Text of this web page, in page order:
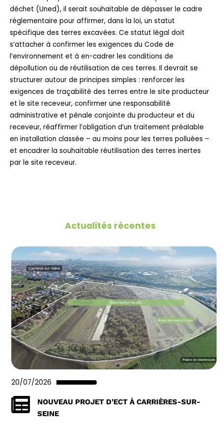
déchet (Uned), il serait souhaitable de dépasser le cadre
réglementaire pour affirmer, dans la loi, un statut
spécifique des terres excavées. Ce statut légal doit
s’attacher à confirmer les exigences du Code de
l’environnement et à en-cadrer les conditions de
dépollution ou de réutilisation de ces terres. Il devrait se
structurer autour de principes simples : renforcer les
exigences de traçabilité des terres entre le site producteur
et le site receveur, confirmer une responsabilité
administrative et pénale conjointe du producteur et du
receveur, réaffirmer l’obligation d’un traitement préalable
en installation classée – au moins pour les terres polluées –
et encadrer la souhaitable réutilisation des terres inertes
par le site receveur.
Actualités récentes
20/07/2026
NOUVEAU PROJET D’ECT À CARRIÈRES-SUR-
SEINE